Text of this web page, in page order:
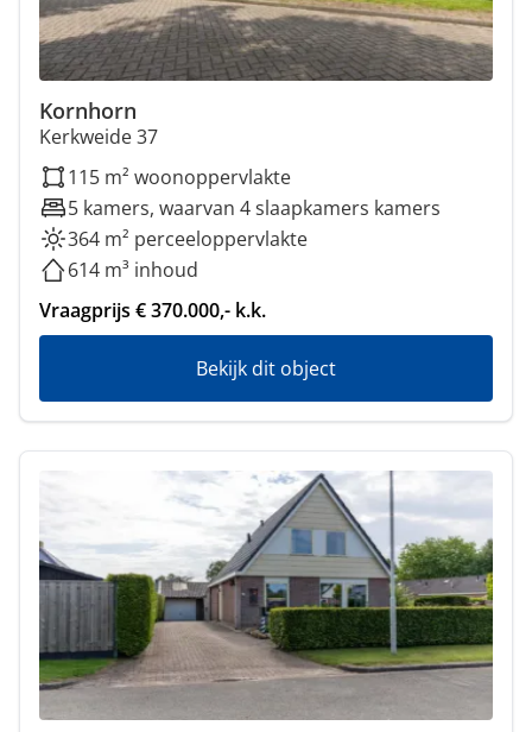
Kornhorn
Kerkweide 37
115 m² woonoppervlakte
5 kamers, waarvan 4 slaapkamers kamers
364 m² perceeloppervlakte
614 m³ inhoud
Vraagprijs € 370.000,- k.k.
Bekijk dit object